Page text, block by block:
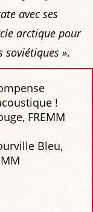
avec ses
arctique pour
soviétiques ».
!
FREMM
Bleu,